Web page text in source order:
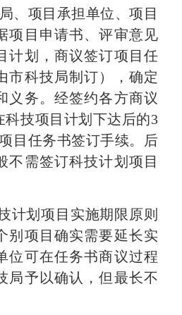
、项目承担单位、项目
项目申请书、评审意见
计划，商议签订项目任
市科技局制订），确定
义务。经签约各方商议
科技项目计划下达后的3
目任务书签订手续。后
不需签订科技计划项目
计划项目实施期限原则
别项目确实需要延长实
位可在任务书商议过程
局予以确认，但最长不